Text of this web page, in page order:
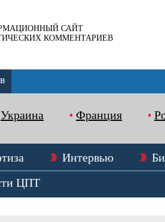
САЙТ
КОММЕНТАРИЕВ
Украина Франция
Интервью
ЦПТ